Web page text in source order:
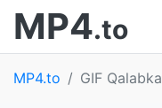
MP4.to
MP4.to GIF Qalabka